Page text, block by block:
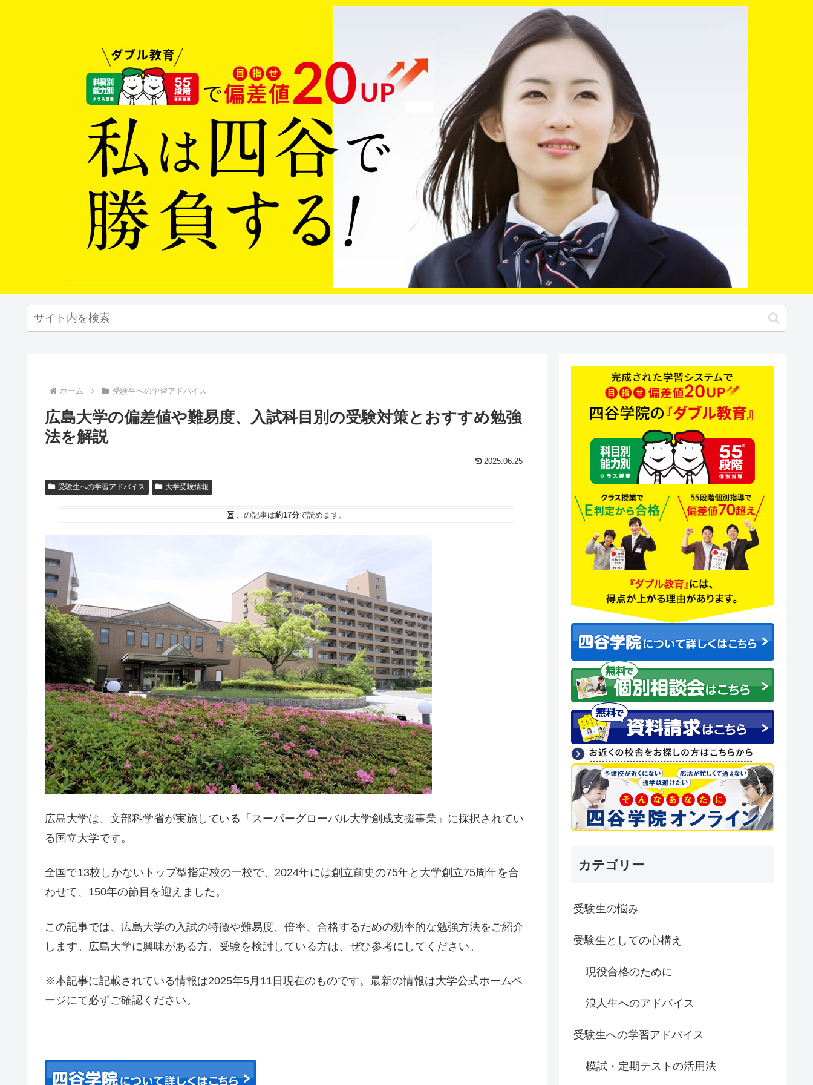
ホーム 受験生への学習アドバイス
広島大学の偏差値や難易度、入試科目別の受験対策とおすすめ勉強
法を解説
2025.06.25
受験生への学習アドバイス 大学受験情報
この記事は約17分で読めます。
広島大学は、文部科学省が実施している「スーパーグローバル大学創成支援事業」に採択されてい
る国立大学です。
全国で13校しかないトップ型指定校の一校で、2024年には創立前史の75年と大学創立75周年を合
わせて、150年の節目を迎えました。
この記事では、広島大学の入試の特徴や難易度、倍率、合格するための効率的な勉強方法をご紹介
します。広島大学に興味がある方、受験を検討している方は、ぜひ参考にしてください。
※本記事に記載されている情報は2025年5月11日現在のものです。最新の情報は大学公式ホームペ
ージにて必ずご確認ください。
カテゴリー
受験生の悩み
受験生としての心構え
現役合格のために
浪人生へのアドバイス
受験生への学習アドバイス
模試・定期テストの活用法